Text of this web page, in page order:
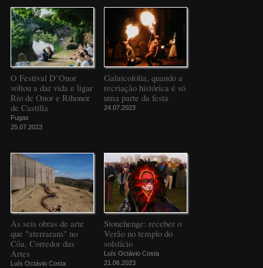
O Festival D’Onor
voltou a dar vida e ligar
Rio de Onor e Rihonor
de Castilla
Fugas
25.07.2023
Galaicofolia, quando a
recriação histórica é só
uma parte da festa
24.07.2023
As seis obras de arte
que "aterraram" no
Côa, Corredor das
Artes
Luís Octávio Costa
Stonehenge: receber o
Verão no templo do
solstício
Luís Octávio Costa
21.06.2023